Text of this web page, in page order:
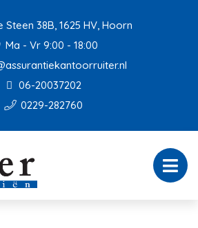
Steen 38B, 1625 HV, Hoorn
Ma - Vr 9:00 - 18:00
06-20037202
0229-282760